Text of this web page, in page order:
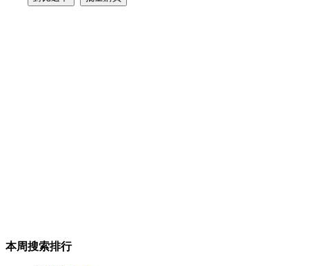
本周搜索排行